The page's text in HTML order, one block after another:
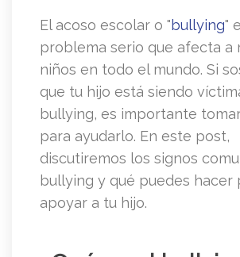
El acoso escolar o "bullying"
problema serio que afecta a
niños en todo el mundo. Si
que tu hijo está siendo
bullying, es importante
para ayudarlo. En este post,
discutiremos los signos
bullying y qué puedes hacer
apoyar a tu hijo.